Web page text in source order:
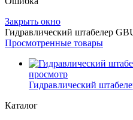
Закрыть окно
Гидравлический штабелер
Просмотренные товары
просмотр
Гидравлический
Каталог